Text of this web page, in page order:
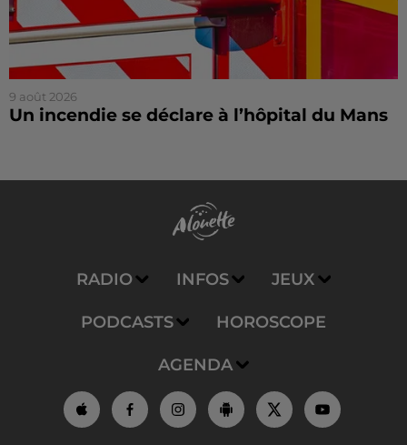
9 août 2026
Un incendie se déclare à l’hôpital du Mans
RADIO INFOS JEUX
PODCASTS HOROSCOPE
AGENDA